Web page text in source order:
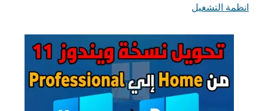
في ما يتعلق بما يأتي
انظمة التشغيل